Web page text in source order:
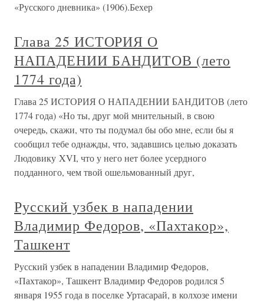
«Русского дневника» (1906).Бехер
Глава 25 ИСТОРИЯ О
НАПАДЕНИИ БАНДИТОВ (лето
1774 года)
Глава 25 ИСТОРИЯ О НАПАДЕНИИ БАНДИТОВ (лето
1774 года) «Но ты, друг мой мнительный, в свою
очередь, скажи, что ты подумал бы обо мне, если бы я
сообщил тебе однажды, что, задавшись целью доказать
Людовику XVI, что у него нет более усердного
подданного, чем твой ошельмованный друг,
Русский узбек в нападении
Владимир Федоров, «Пахтакор»,
Ташкент
Русский узбек в нападении Владимир Федоров,
«Пахтакор», Ташкент Владимир Федоров родился 5
января 1955 года в поселке Уртасарай, в колхозе имени